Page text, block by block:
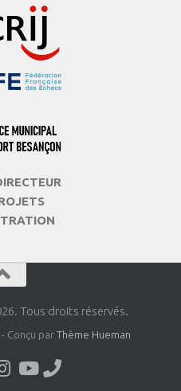
Tous droits réservés.
Conçu par Thème Hueman